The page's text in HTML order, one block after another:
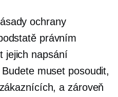
ochrany
právním
jejich napsání
muset posoudit,
a zároveň